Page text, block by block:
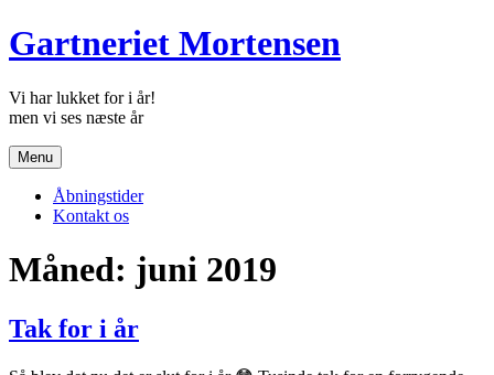
Skip
to
Gartneriet Mortensen
Vi har lukket for i år!
Menu
Åbningstider
Kontakt os
Måned: juni 2019
Tak for i år